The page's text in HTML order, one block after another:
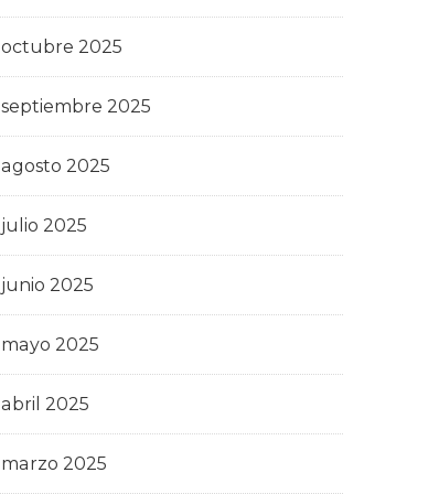
octubre 2025
septiembre 2025
agosto 2025
julio 2025
junio 2025
mayo 2025
abril 2025
marzo 2025